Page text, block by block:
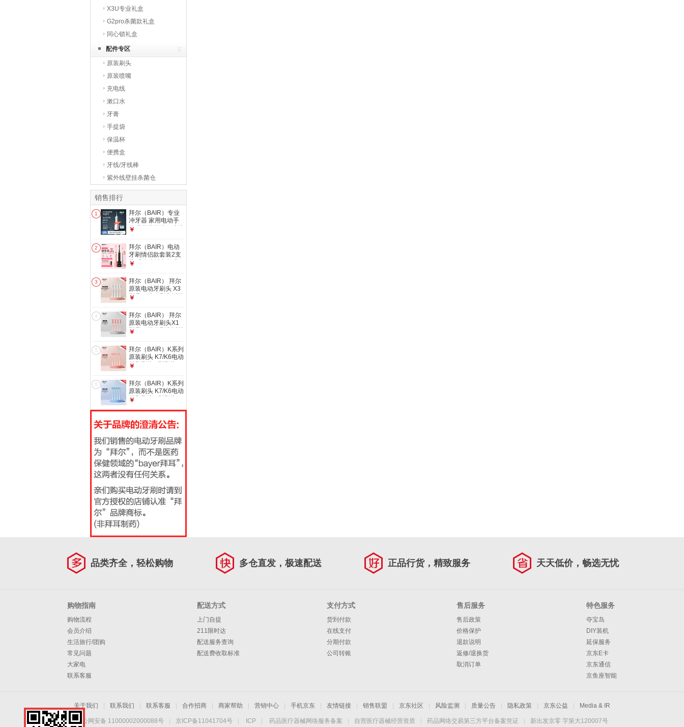
X3U专业礼盒
G2pro杀菌款礼盒
同心锁礼盒
配件专区
原装刷头
原装喷嘴
充电线
漱口水
牙膏
手提袋
保温杯
便携盒
牙线/牙线棒
紫外线壁挂杀菌仓
销售排行
1
拜尔（BAIR）专业
冲牙器 家用电动手
持式牙线清洁口腔洗
洁器水洁牙器清洁正
畸专用七夕 M4 M系
列白色专业款（磁吸
感应充电) 4支喷头
专业级冲牙器
￥
2
拜尔（BAIR）电动
牙刷情侣款套装2支
装 成人声波扫振充
牙刷男 送女朋友 礼
盒装X1七夕 情侣套
装2支装【16刷头
+便携盒+全金属手
动牙刷】
￥
3
拜尔（BAIR） 拜尔
原装电动牙刷头 X3
型号（错购刷头拆开
担） 4支 X3系列配
套海洋蓝原装刷头
￥
4
拜尔（BAIR） 拜尔
原装电动牙刷头X1
型号（错购刷头拆开
担） 4支 X1配套樱
花粉色原装刷头
￥
5
拜尔（BAIR）K系列
原装刷头 K7/K6电动
牙刷刷头U型刷头
包装货值自行承担）
4支 拜尔K7刷头粉
色
￥
6
拜尔（BAIR）K系列
原装刷头 K7/K6电动
牙刷刷头U型刷头
4支 拜尔K7刷头蓝
色
￥
品类齐全，轻松购物 多仓直发，极速配送 正品行货，精致服务 天天低价，畅选无忧
购物指南
购物流程
会员介绍
生活旅行/团购
常见问题
大家电
联系客服
配送方式
上门自提
211限时达
配送服务查询
配送费收取标准
支付方式
货到付款
在线支付
分期付款
公司转账
售后服务
售后政策
价格保护
退款说明
返修/退换货
取消订单
特色服务
夺宝岛
DIY装机
延保服务
京东E卡
京东通信
京鱼座智能
关于我们 联系我们 联系客服 合作招商 商家帮助 营销中心 手机京东 友情链接 销售联盟 京东社区 风险监测 质量公告 隐私政策 京东公益 Media & IR
京公网安备 11000002000088号 京ICP备11041704号 ICP 药品医疗器械网络服务备案 自营医疗器械经营资质 药品网络交易第三方平台备案凭证 新出发京零 字第大120007号